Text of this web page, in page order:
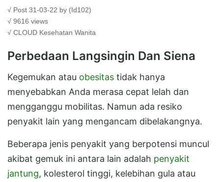
√ Post 31-03-22 by (Id102)
√ 9616 views
√ CLOUD Kesehatan Wanita
Perbedaan Langsingin Dan Siena
Kegemukan atau obesitas tidak hanya
menyebabkan Anda merasa cepat lelah dan
mengganggu mobilitas. Namun ada resiko
penyakit lain yang mengancam dibelakangnya.
Beberapa jenis penyakit yang berpotensi muncul
akibat gemuk ini antara lain adalah penyakit
jantung, kolesterol tinggi, kelebihan gula atau